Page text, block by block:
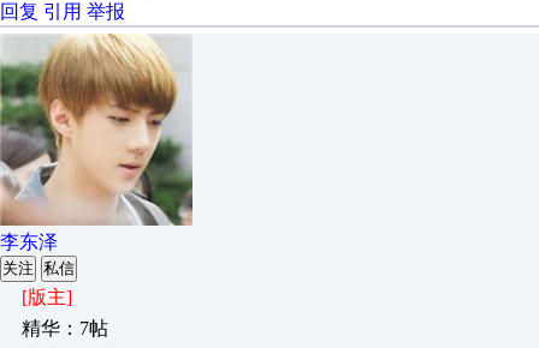
回复 引用 举报
李东泽
关注 私信
[版主]
精华：7帖